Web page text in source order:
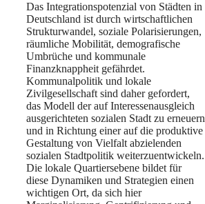
Das Integrationspotenzial von Städten in
Deutschland ist durch wirtschaftlichen
Strukturwandel, soziale Polarisierungen,
räumliche Mobilität, demografische
Umbrüche und kommunale
Finanzknappheit gefährdet.
Kommunalpolitik und lokale
Zivilgesellschaft sind daher gefordert,
das Modell der auf Interessenausgleich
ausgerichteten sozialen Stadt zu erneuern
und in Richtung einer auf die produktive
Gestaltung von Vielfalt abzielenden
sozialen Stadtpolitik weiterzuentwickeln.
Die lokale Quartiersebene bildet für
diese Dynamiken und Strategien einen
wichtigen Ort, da sich hier